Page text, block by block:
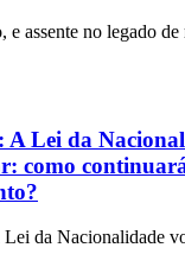
e assente no legado
Lei da
como
Lei da Nacionalidade